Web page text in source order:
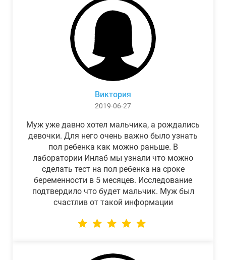
Виктория
2019-06-27
Муж уже давно хотел мальчика, а рождались
девочки. Для него очень важно было узнать
пол ребенка как можно раньше. В
лаборатории Инлаб мы узнали что можно
сделать тест на пол ребенка на сроке
беременности в 5 месяцев. Исследование
подтвердило что будет мальчик. Муж был
счастлив от такой информации